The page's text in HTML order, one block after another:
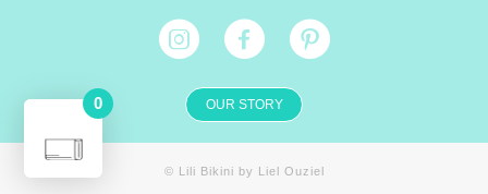
OUR STORY
© Lili Bikini by Liel Ouziel
0
מעבר לתשלום - ₪0